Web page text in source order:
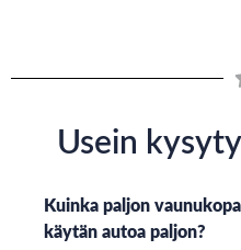
Usein
Kuinka paljon
käytän autoa paljon?